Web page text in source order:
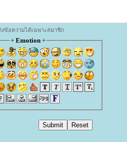
งข้อความได้เฉพาะสมาชิก
+ Emotion+